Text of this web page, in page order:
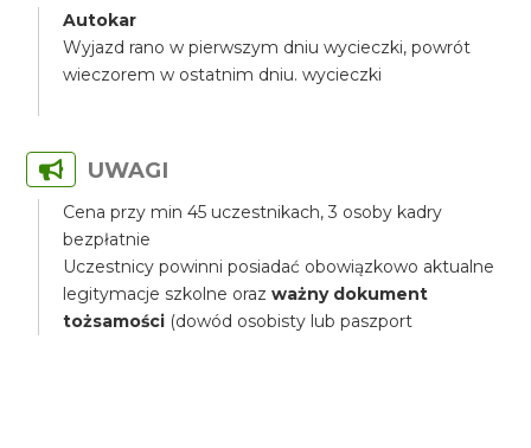
Autokar
Wyjazd rano w pierwszym dniu wycieczki, powrót
wieczorem w ostatnim dniu. wycieczki
UWAGI
Cena przy min 45 uczestnikach, 3 osoby kadry
bezpłatnie
Uczestnicy powinni posiadać obowiązkowo aktualne
legitymacje szkolne orazważny dokument
tożsamości (dowód osobisty lub paszport